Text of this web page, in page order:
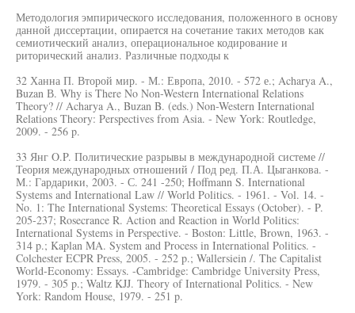
Методология эмпирического исследования, положенного в основу
данной диссертации, опирается на сочетание таких методов как
семиотический анализ, операциональное кодирование и
риторический анализ. Различные подходы к
32 Ханна П. Второй мир. - М.: Европа, 2010. - 572 е.; Acharya A.,
Buzan В. Why is There No Non-Western International Relations
Theory? // Acharya A., Buzan B. (eds.) Non-Western International
Relations Theory: Perspectives from Asia. - New York: Routledge,
2009. - 256 p.
33 Янг O.P. Политические разрывы в международной системе //
Теория международных отношений / Под ред. П.А. Цыганкова. -
М.: Гардарики, 2003. - С. 241 -250; Hoffmann S. International
Systems and International Law // World Politics. - 1961. - Vol. 14. -
No. 1: The International Systems: Theoretical Essays (October). - P.
205-237; Rosecrance R. Action and Reaction in World Politics:
International Systems in Perspective. - Boston: Little, Brown, 1963. -
314 p.; Kaplan MA. System and Process in International Politics. -
Colchester ECPR Press, 2005. - 252 p.; Wallersiein /. The Capitalist
World-Economy: Essays. -Cambridge: Cambridge University Press,
1979. - 305 p.; Waltz KJJ. Theory of International Politics. - New
York: Random House, 1979. - 251 p.